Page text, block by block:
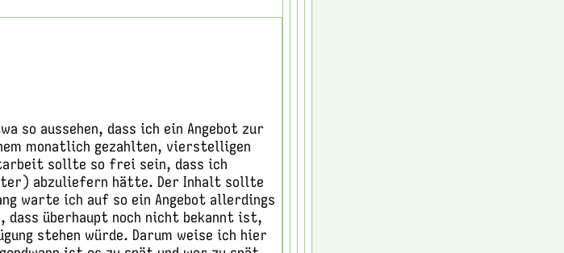
so aussehen, dass ich ein Angebot zur
monatlich gezahlten, vierstelligen
sollte so frei sein, dass ich
abzuliefern hätte. Der Inhalt sollte
warte ich auf so ein Angebot allerdings
überhaupt noch nicht bekannt ist,
stehen würde. Darum weise ich hier